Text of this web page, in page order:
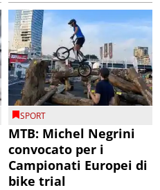
SPORT
MTB: Michel Negrini
convocato per i
Campionati Europei di
bike trial